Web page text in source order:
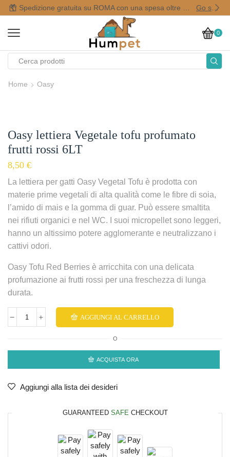
Go shop
0
Home Oasy
Oasy lettiera Vegetale tofu profumato
frutti rossi 6LT
8,50 €
La lettiera per gatti Oasy Vegetal Tofu è prodotta con
materie prime vegetali di alta qualità come le fibre di soia,
l’amido di mais e la gomma di guar. Può essere smaltita
nei rifiuti organici e nel WC. I suoi micropellet sono leggeri,
hanno un altissimo potere agglomerante e neutralizzano i
cattivi odori.
Oasy Tofu Red Berries è arricchita con una delicata
profumazione ai frutti rossi per una freschezza di lunga
durata.
AGGIUNGI AL CARRELLO
O
ACQUISTA ORA
Aggiungi alla lista dei desideri
GUARANTEED SAFE CHECKOUT